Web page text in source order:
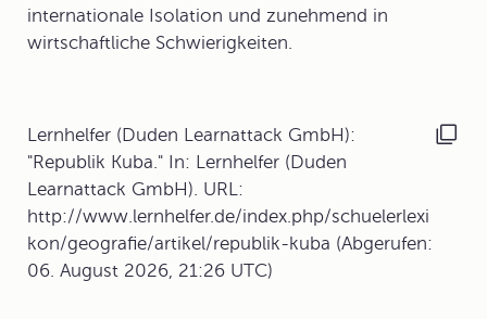
internationale Isolation und zunehmend in
wirtschaftliche Schwierigkeiten.
Lernhelfer (Duden Learnattack GmbH):
"Republik Kuba." In: Lernhelfer (Duden
Learnattack GmbH). URL:
http://www.lernhelfer.de/index.php/schuelerlexi
kon/geografie/artikel/republik-kuba (Abgerufen:
06. August 2026, 21:26 UTC)